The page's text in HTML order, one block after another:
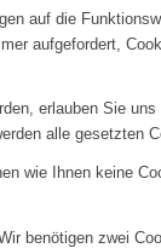
auf die
aufgefordert,
erlauben Sie
alle gesetzten
wie Ihnen keine
benötigen zwei